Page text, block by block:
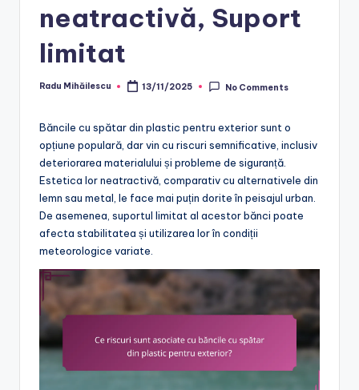
neatractivă, Suport
limitat
Posted
Radu Mihăilescu 13/11/2025 No Comments
Băncile cu spătar din plastic pentru exterior sunt o
opțiune populară, dar vin cu riscuri semnificative, inclusiv
deteriorarea materialului și probleme de siguranță.
Estetica lor neatractivă, comparativ cu alternativele din
lemn sau metal, le face mai puțin dorite în peisajul urban.
De asemenea, suportul limitat al acestor bănci poate
afecta stabilitatea și utilizarea lor în condiții
meteorologice variate.